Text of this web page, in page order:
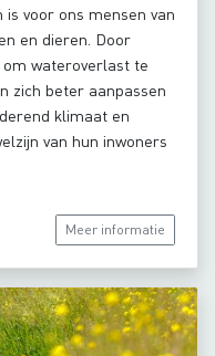
voor ons mensen van
en dieren. Door
wateroverlast te
zich beter aanpassen
klimaat en
van hun inwoners
Meer informatie